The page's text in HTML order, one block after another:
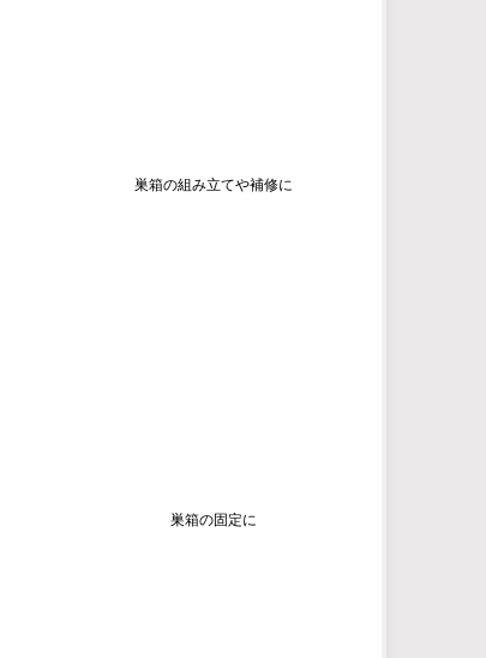
巣箱の組み立てや補修に
巣箱の固定に